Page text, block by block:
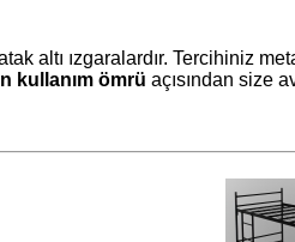
altı ızgaralardır. Tercihiniz
kullanım ömrü açısından size